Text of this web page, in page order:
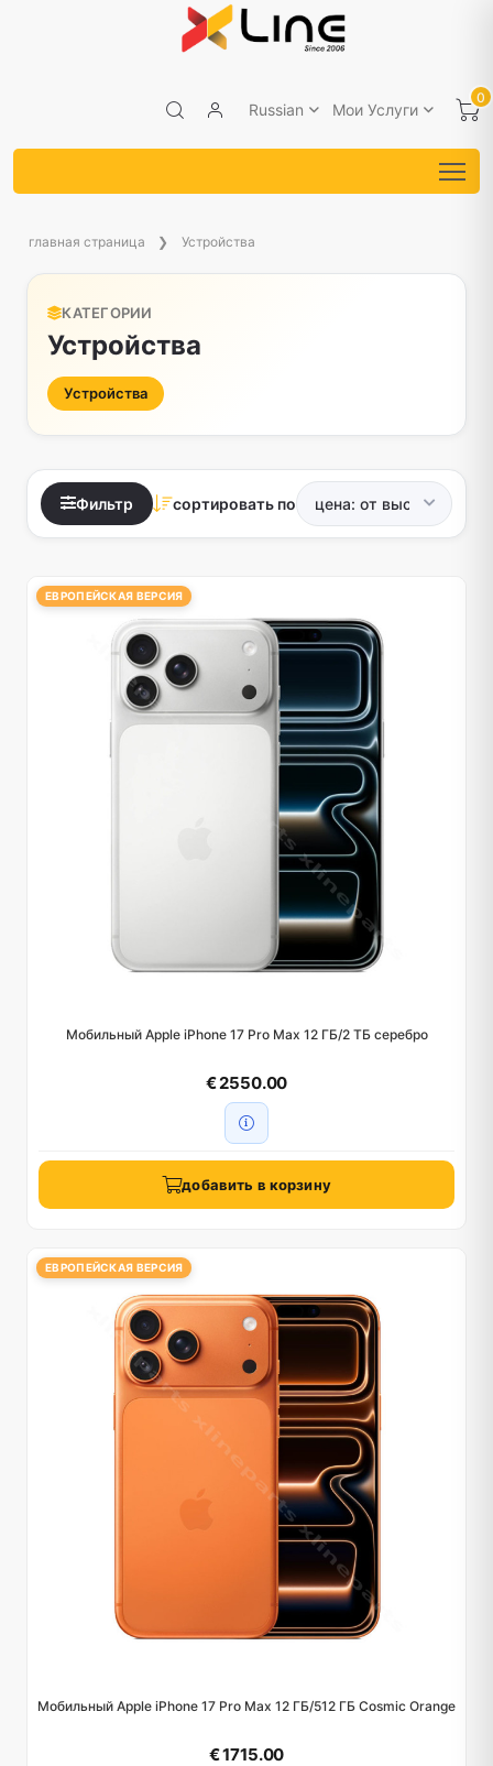
Russian Мои Услуги
0
главная страница Устройства
КАТЕГОРИИ
Устройства
Устройства
Фильтр сортировать по
ЕВРОПЕЙСКАЯ ВЕРСИЯ
Мобильный Apple iPhone 17 Pro Max 12 ГБ/2 ТБ серебро
€ 2550.00
добавить в корзину
ЕВРОПЕЙСКАЯ ВЕРСИЯ
Мобильный Apple iPhone 17 Pro Max 12 ГБ/512 ГБ Cosmic Orange
€ 1715.00